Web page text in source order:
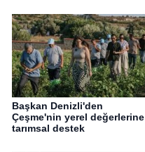
Başkan Denizli'den
Çeşme'nin yerel değerlerine
tarımsal destek